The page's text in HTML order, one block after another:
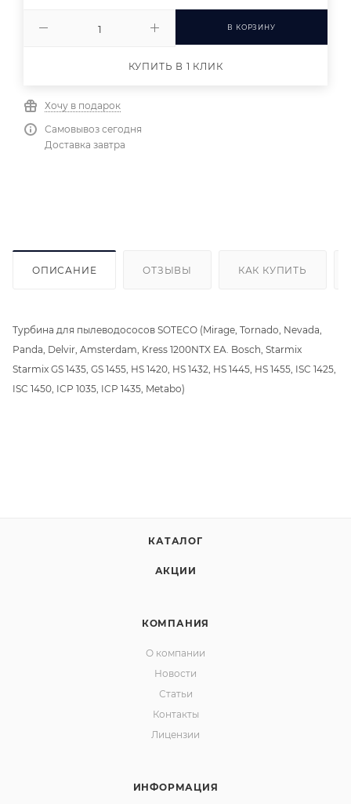
В КОРЗИНУ
КУПИТЬ В 1 КЛИК
Хочу в подарок
Самовывоз сегодня
Доставка завтра
ОПИСАНИЕ ОТЗЫВЫ КАК КУПИТЬ
Турбина для пылеводососов SOTECO (Mirage, Tornado, Nevada,
Panda, Delvir, Amsterdam, Kress 1200NTX EA. Bosch, Starmix
Starmix GS 1435, GS 1455, HS 1420, HS 1432, HS 1445, HS 1455, ISC 1425,
ISC 1450, ICP 1035, ICP 1435, Metabo)
КАТАЛОГ
АКЦИИ
КОМПАНИЯ
О компании
Новости
Статьи
Контакты
Лицензии
ИНФОРМАЦИЯ